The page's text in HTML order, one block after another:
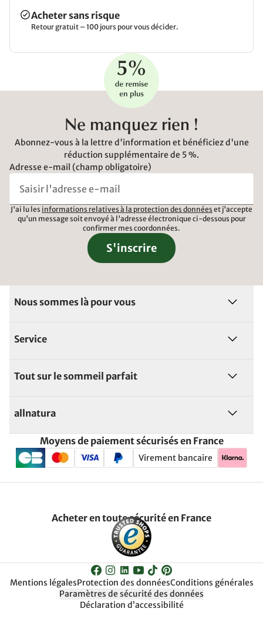
Acheter sans risque
Retour gratuit – 100 jours pour vous décider.
Ne manquez rien !
Abonnez-vous à la lettre d'information et bénéficiez d'une
réduction supplémentaire de 5 %.
Adresse e-mail (champ obligatoire)
J'ai lu les informations relatives à la protection des données et j'accepte
qu'un message soit envoyé à l'adresse électronique ci-dessous pour
confirmer mes coordonnées.
S'inscrire
Nous sommes là pour vous
Service
Tout sur le sommeil parfait
allnatura
Moyens de paiement sécurisés en France
Virement bancaire
Acheter en toute sécurité en France
Mentions légalesProtection des donnéesConditions générales
Paramètres de sécurité des données
Déclaration d’accessibilité